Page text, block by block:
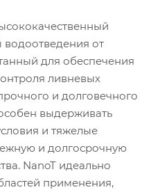
от
для обеспечения
ливневых
и долговечного
выдерживать
и тяжелые
и долгосрочную
NanoT идеально
применения,